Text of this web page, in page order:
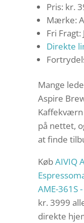
Pris: kr.
Mærke:
Fri Fragt:
Direkte
Mange
Aspire
Kaffekværn
på nettet,
at finde
KøbAIVIQ
AME-361S
kr. 3999
direkte